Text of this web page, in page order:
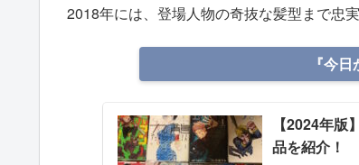
2018年には、登場人物の奇抜な髪型まで忠
『今
【2024年
品を紹介！